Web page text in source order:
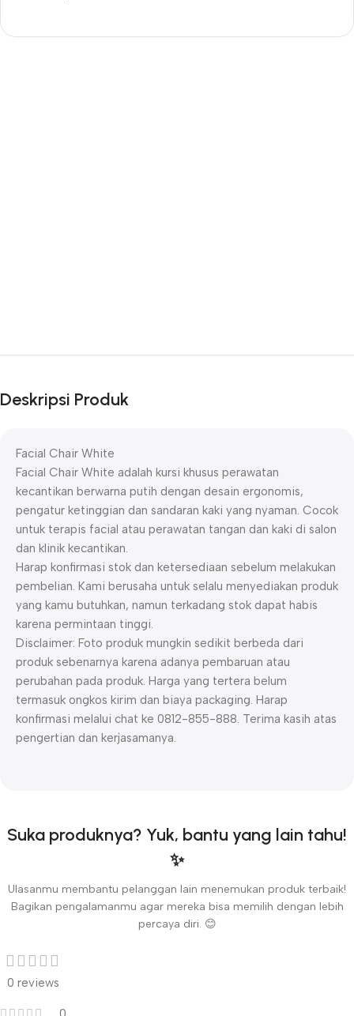
Deskripsi Produk
Facial Chair White
Facial Chair White adalah kursi khusus perawatan
kecantikan berwarna putih dengan desain ergonomis,
pengatur ketinggian dan sandaran kaki yang nyaman. Cocok
untuk terapis facial atau perawatan tangan dan kaki di salon
dan klinik kecantikan.
Harap konfirmasi stok dan ketersediaan sebelum melakukan
pembelian. Kami berusaha untuk selalu menyediakan produk
yang kamu butuhkan, namun terkadang stok dapat habis
karena permintaan tinggi.
Disclaimer: Foto produk mungkin sedikit berbeda dari
produk sebenarnya karena adanya pembaruan atau
perubahan pada produk. Harga yang tertera belum
termasuk ongkos kirim dan biaya packaging. Harap
konfirmasi melalui chat ke 0812-855-888. Terima kasih atas
pengertian dan kerjasamanya.
Suka produknya? Yuk, bantu yang lain tahu!
✨
Ulasanmu membantu pelanggan lain menemukan produk terbaik!
Bagikan pengalamanmu agar mereka bisa memilih dengan lebih
percaya diri. 😊
0 reviews